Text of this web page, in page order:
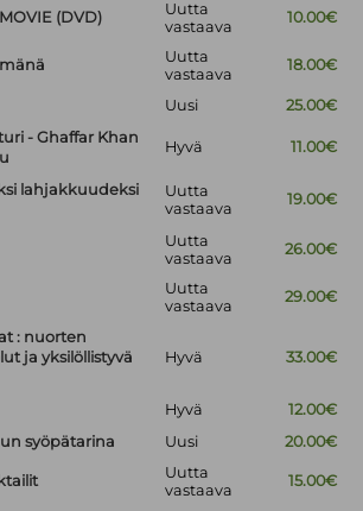
(DVD)
Uutta
vastaava
10.00€
Uutta
vastaava
18.00€
Uusi
25.00€
- Ghaffar Khan
Hyvä 11.00€
lahjakkuudeksi
Uutta
vastaava
19.00€
Uutta
vastaava
26.00€
Uutta
vastaava
29.00€
: nuorten
ja yksilöllistyvä
Hyvä 33.00€
Hyvä
12.00€
syöpätarina
Uusi 20.00€
Uutta
vastaava
15.00€